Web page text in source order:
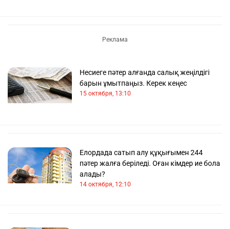
Несиеге пәтер алғанда салық жеңілдігі
барын ұмытпаңыз. Керек кеңес
15 октября, 13:10
Елордада сатып алу құқығымен 244
пәтер жалға беріледі. Оған кімдер ие бола
алады?
14 октября, 12:10